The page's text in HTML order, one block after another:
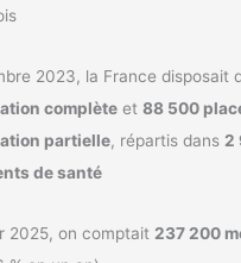
2023, la France disposait
complète et88 500
partielle, répartis dans 2
de santé
2025, on comptait 237 200